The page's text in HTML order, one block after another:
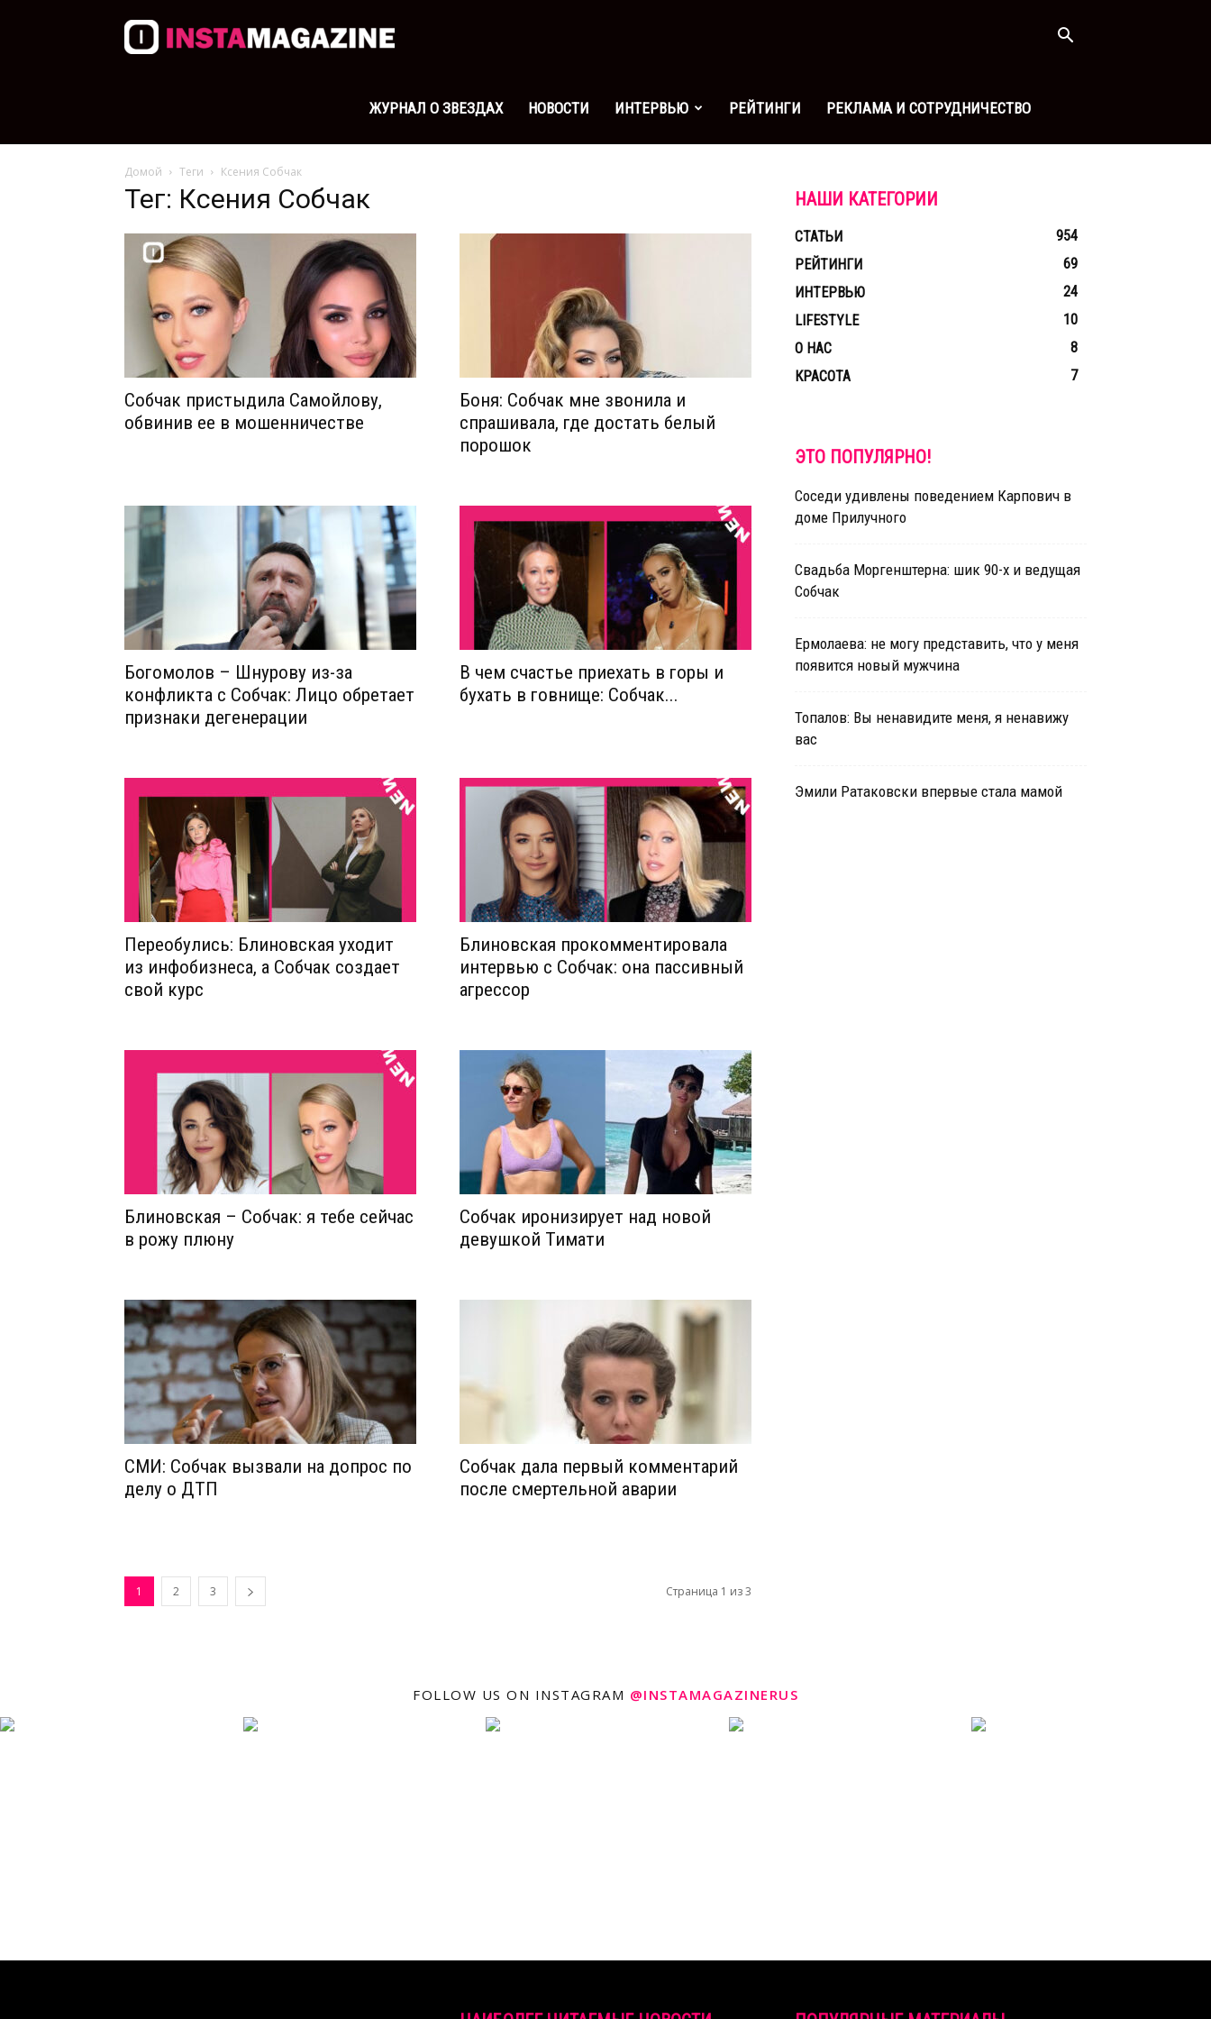
Журнал
о
ЖУРНАЛ О ЗВЕЗДАХ НОВОСТИ ИНТЕРВЬЮ РЕЙТИНГИ РЕКЛАМА И СОТРУДНИЧЕСТВО
Домой Теги Ксения Собчак
Тег: Ксения Собчак
Собчак пристыдила Самойлову,
обвинив ее в мошенничестве
Боня: Собчак мне звонила и
спрашивала, где достать белый
порошок
Богомолов – Шнурову из-за
конфликта с Собчак: Лицо обретает
признаки дегенерации
В чем счастье приехать в горы и
бухать в говнище: Собчак...
Переобулись: Блиновская уходит
из инфобизнеса, а Собчак создает
свой курс
Блиновская прокомментировала
интервью с Собчак: она пассивный
агрессор
Блиновская – Собчак: я тебе сейчас
в рожу плюну
Собчак иронизирует над новой
девушкой Тимати
СМИ: Собчак вызвали на допрос по
делу о ДТП
Собчак дала первый комментарий
после смертельной аварии
1 2 3 Страница 1 из 3
НАШИ КАТЕГОРИИ
СТАТЬИ
954
РЕЙТИНГИ
69
ИНТЕРВЬЮ
24
LIFESTYLE
10
О НАС
8
КРАСОТА
7
ЭТО ПОПУЛЯРНО!
Соседи удивлены поведением Карпович в
доме Прилучного
Свадьба Моргенштерна: шик 90-х и ведущая
Собчак
Ермолаева: не могу представить, что у меня
появится новый мужчина
Топалов: Вы ненавидите меня, я ненавижу
вас
Эмили Ратаковски впервые стала мамой
FOLLOW US ON INSTAGRAM @INSTAMAGAZINERUS